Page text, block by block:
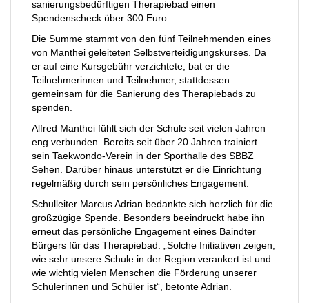
sanierungsbedürftigen Therapiebad einen
Spendenscheck über 300 Euro.
Die Summe stammt von den fünf Teilnehmenden eines
von Manthei geleiteten Selbstverteidigungskurses. Da
er auf eine Kursgebühr verzichtete, bat er die
Teilnehmerinnen und Teilnehmer, stattdessen
gemeinsam für die Sanierung des Therapiebads zu
spenden.
Alfred Manthei fühlt sich der Schule seit vielen Jahren
eng verbunden. Bereits seit über 20 Jahren trainiert
sein Taekwondo-Verein in der Sporthalle des SBBZ
Sehen. Darüber hinaus unterstützt er die Einrichtung
regelmäßig durch sein persönliches Engagement.
Schulleiter Marcus Adrian bedankte sich herzlich für die
großzügige Spende. Besonders beeindruckt habe ihn
erneut das persönliche Engagement eines Baindter
Bürgers für das Therapiebad. „Solche Initiativen zeigen,
wie sehr unsere Schule in der Region verankert ist und
wie wichtig vielen Menschen die Förderung unserer
Schülerinnen und Schüler ist“, betonte Adrian.